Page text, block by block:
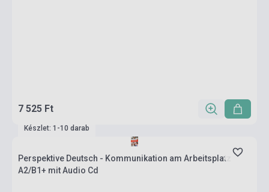
7 525 Ft
Készlet: 1-10 darab
Perspektive Deutsch - Kommunikation am Arbeitsplatz
A2/B1+ mit Audio Cd